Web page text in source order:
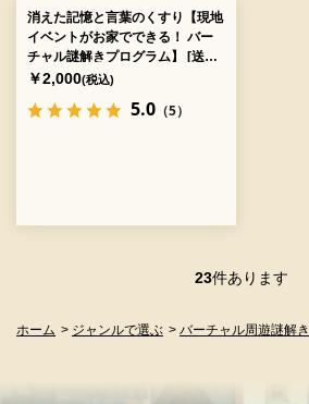
消えた記憶と言葉のくすり【現地
イベントがお家でできる！ バー
チャル謎解きプログラム】 [送料
ウエイト：3]
￥2,000(税込)
5.0 （5）
23件あります
ホーム > ジャンルで選ぶ > バーチャル周遊謎解き